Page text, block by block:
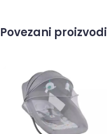
Povezani proizvodi